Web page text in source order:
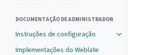
DOCUMENTAÇÃO DE ADMINISTRADOR
Instruções de configuração
Implementações do Weblate